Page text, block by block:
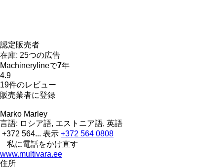
認定販売者
在庫: 25つの広告
Machinerylineで7年
4.9
19件のレビュー
販売業者に登録
Marko Marley
言語: ロシア語, エストニア語, 英語
+372 564... 表示 +372 564 0808
私に電話をかけ直す
www.multivara.ee
住所